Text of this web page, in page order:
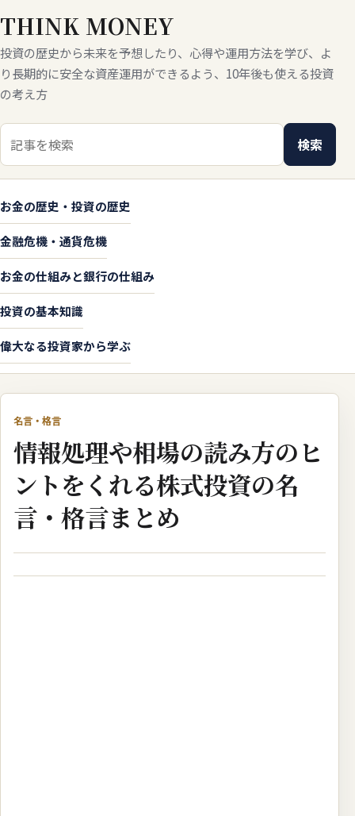
THINK MONEY
投資の歴史から未来を予想したり、心得や運用方法を学び、よ
り長期的に安全な資産運用ができるよう、10年後も使える投資
の考え方
検索キーワード
検索
お金の歴史・投資の歴史
金融危機・通貨危機
お金の仕組みと銀行の仕組み
投資の基本知識
偉大なる投資家から学ぶ
名言・格言
情報処理や相場の読み方のヒ
ントをくれる株式投資の名
言・格言まとめ